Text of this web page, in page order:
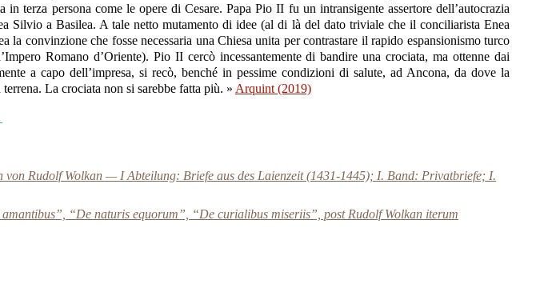
terza persona come le opere di Cesare. Papa Pio II fu un intransigente assertore dell’autocrazia
Silvio a Basilea. A tale netto mutamento di idee (al di là del dato triviale che il conciliarista Enea
convinzione che fosse necessaria una Chiesa unita per contrastare il rapido espansionismo turco
Romano d’Oriente). Pio II cercò incessantemente di bandire una crociata, ma ottenne dai
a capo dell’impresa, si recò, benché in pessime condizioni di salute, ad Ancona, da dove la
La crociata non si sarebbe fatta più. » Arquint (2019)
von Rudolf Wolkan — I Abteilung: Briefe aus des Laienzeit (1431-1445); I. Band: Privatbriefe; I.
“De naturis equorum”, “De curialibus miseriis”, post Rudolf Wolkan iterum